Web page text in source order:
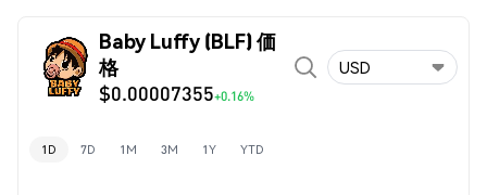
Baby Luffy (BLF) 価
格
$0.00007355+0.16%
USD
1D 7D 1M 3M 1Y YTD